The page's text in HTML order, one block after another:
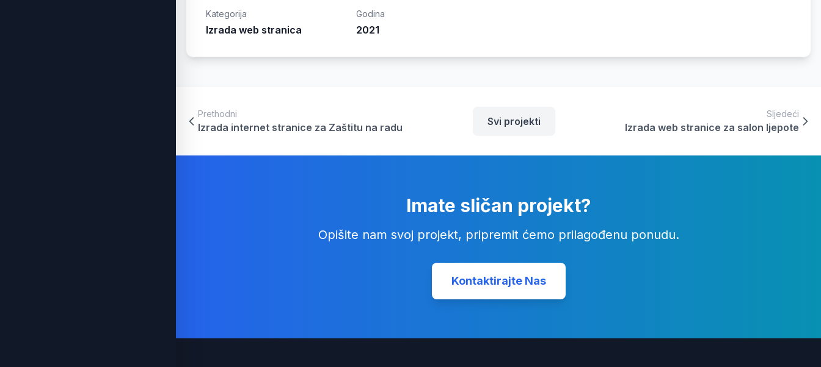
Kategorija
Izrada web stranica
Godina
2021
Prethodni
Izrada internet stranice za Zaštitu na radu Svi projekti
Sljedeći
Izrada web stranice za salon ljepote
Imate sličan projekt?
Opišite nam svoj projekt, pripremit ćemo prilagođenu ponudu.
Kontaktirajte Nas